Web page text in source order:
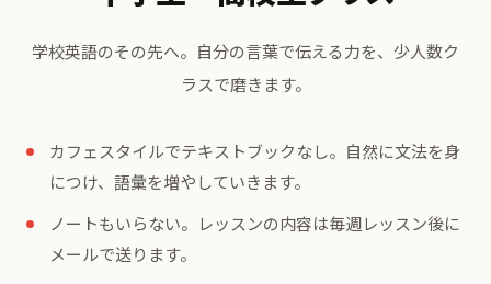
学校英語のその先へ。 自分の言葉で伝える力を、少人数ク
ラスで磨きます。
カフェスタイルでテキストブックなし。自然に文法を身
につけ、語彙を増やしていきます。
ノートもいらない。レッスンの内容は毎週レッスン後に
メールで送ります。